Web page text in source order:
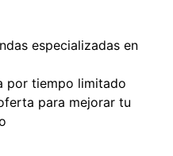
especializadas en
por tiempo limitado
para mejorar tu